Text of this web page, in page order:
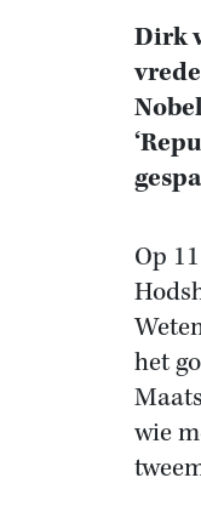
Dirk
Op
het
wie